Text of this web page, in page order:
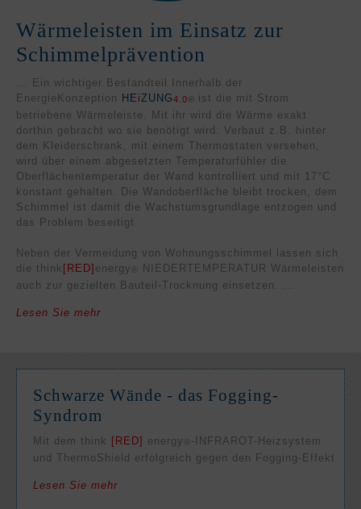
Wärmeleisten im Einsatz zur
Schimmelprävention
... Ein wichtiger Bestandteil Innerhalb der
EnergieKonzeption HE iZUNG4.0 ® ist die mit Strom
betriebene Wärmeleiste. Mit ihr wird die Wärme exakt
dorthin gebracht wo sie benötigt wird. Verbaut z.B. hinter
dem Kleiderschrank, mit einem Thermostaten versehen,
wird über einem abgesetzten Temperaturfühler die
Oberflächentemperatur der Wand kontrolliert und mit 17°C
konstant gehalten. Die Wandoberfläche bleibt trocken, dem
Schimmel ist damit die Wachstumsgrundlage entzogen und
das Problem beseitigt.
Neben der Vermeidung von Wohnungsschimmel lassen sich
die think [RED] energy ®
NIEDERTEMPERATUR Wärmeleisten
auch zur gezielten Bauteil-Trocknung einsetzen. ...
Lesen Sie mehr
Schwarze Wände - das Fogging-
Syndrom
Mit dem think [RED] energy ® -INFRAROT-Heizsystem
und ThermoShield erfolgreich gegen den Fogging-Effekt
Lesen Sie mehr